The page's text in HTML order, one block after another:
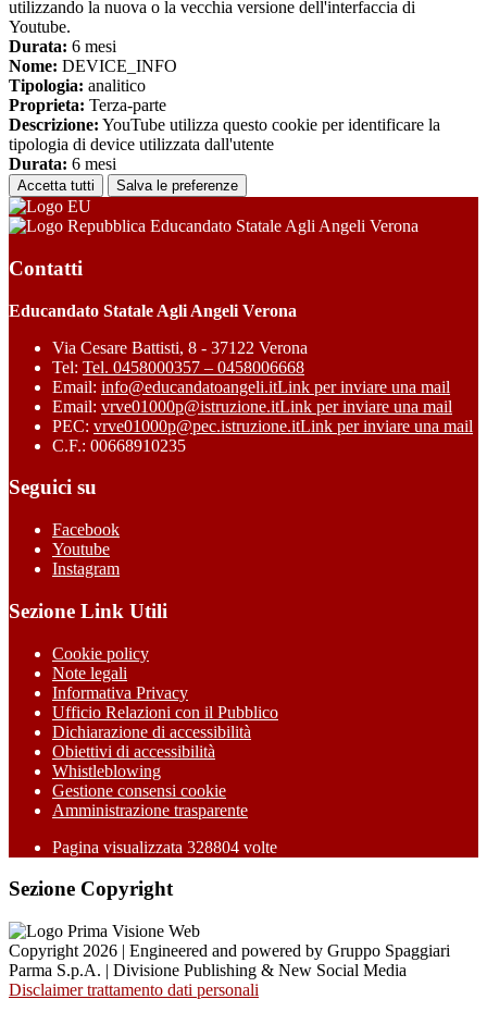
utilizzando la nuova o la vecchia versione dell'interfaccia di
Youtube.
Durata: 6 mesi
Nome: DEVICE_INFO
Tipologia: analitico
Proprieta: Terza-parte
Descrizione: YouTube utilizza questo cookie per identificare la
tipologia di device utilizzata dall'utente
Durata: 6 mesi
Accetta tutti Salva le preferenze
Educandato Statale Agli Angeli Verona
Contatti
Educandato Statale Agli Angeli Verona
Via Cesare Battisti, 8 - 37122 Verona
Tel: Tel. 0458000357 – 0458006668
Email: info@educandatoangeli.itLink per inviare una mail
Email: vrve01000p@istruzione.itLink per inviare una mail
PEC: vrve01000p@pec.istruzione.itLink per inviare una mail
C.F.: 00668910235
Seguici su
Facebook
Youtube
Instagram
Sezione Link Utili
Cookie policy
Note legali
Informativa Privacy
Ufficio Relazioni con il Pubblico
Dichiarazione di accessibilità
Obiettivi di accessibilità
Whistleblowing
Gestione consensi cookie
Amministrazione trasparente
Pagina visualizzata 328804 volte
Sezione Copyright
Copyright 2026 | Engineered and powered by Gruppo Spaggiari
Parma S.p.A. | Divisione Publishing & New Social Media
Disclaimer trattamento dati personali